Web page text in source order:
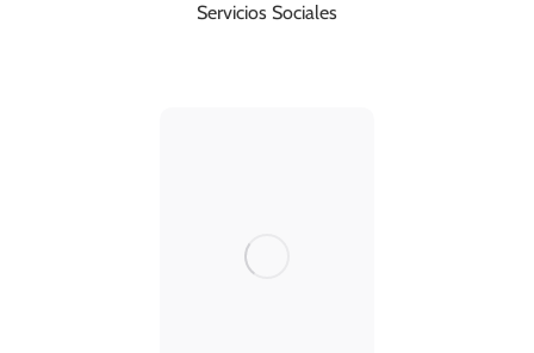
Servicios Sociales
664 268 378